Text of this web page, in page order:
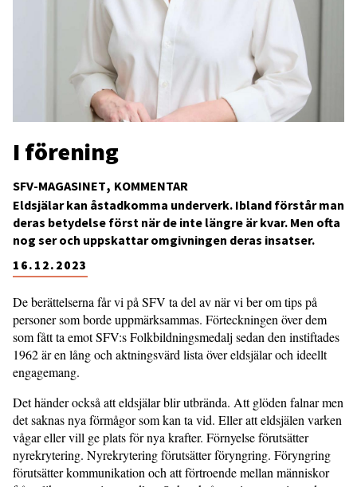
SFV-MAGASINET KOMMENTAR
I förening
16.12.2023
Eldsjälar kan åstadkomma underverk. Ibland förstår man
deras betydelse först när de inte längre är kvar. Men ofta
nog ser och uppskattar omgivningen deras insatser.
De berättelserna får vi på SFV ta del av när vi ber om tips på
personer som borde upp­märksammas. Förteckningen över dem
som fått ta emot SFV:s Folkbildnings­medalj sedan den instiftades
1962 är en lång och aktningsvärd lista över eldsjälar och ideellt
engagemang.
Det händer också att eldsjälar blir utbrända. Att glöden falnar men
det saknas nya förmågor som kan ta vid. Eller att eldsjälen varken
vågar eller vill ge plats för nya krafter. Förnyelse förutsätter
nyrekrytering. Nyrekrytering förutsätter föryngring. Föryngring
förutsätter kommunikation och att förtroende mellan människor